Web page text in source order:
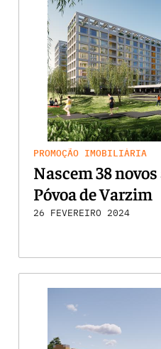
PROMOÇÃO IMOBILIÁRIA
Nascem 38
Póvoa de Varzim
26 FEVEREIRO 2024